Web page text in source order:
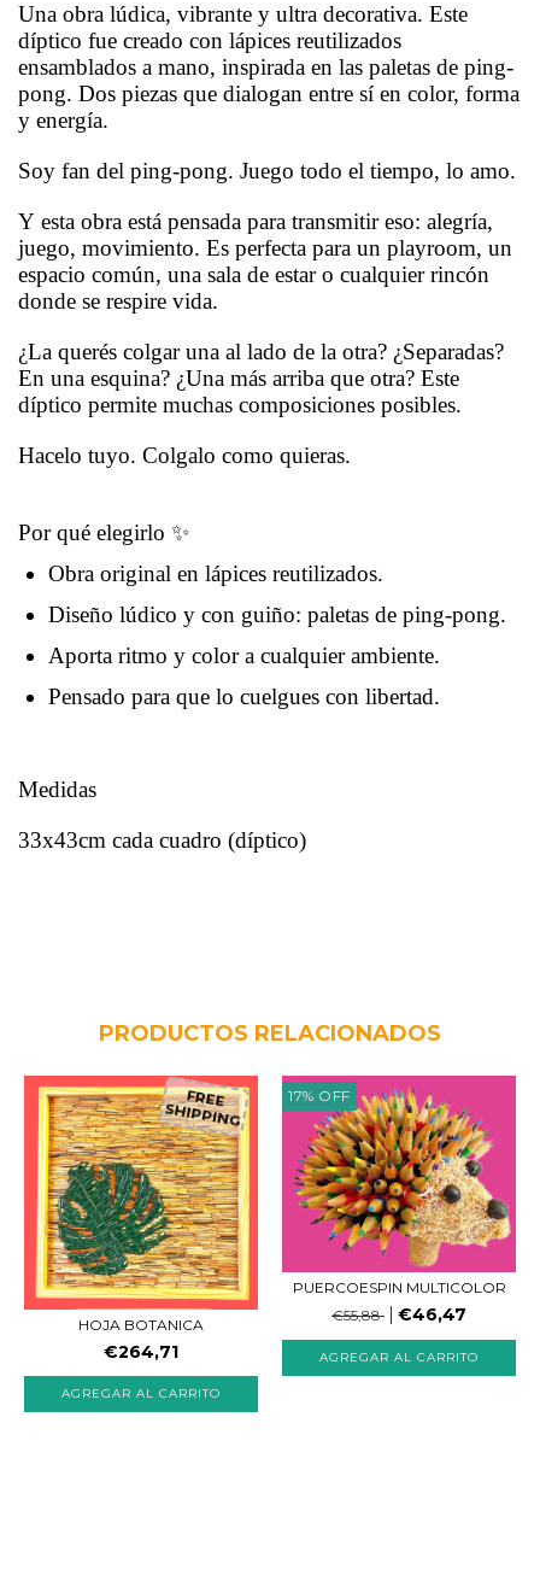
Una obra lúdica, vibrante y ultra decorativa. Este
díptico fue creado con lápices reutilizados
ensamblados a mano, inspirada en las paletas de ping-
pong. Dos piezas que dialogan entre sí en color, forma
y energía.
Soy fan del ping-pong. Juego todo el tiempo, lo amo.
Y esta obra está pensada para transmitir eso: alegría,
juego, movimiento. Es perfecta para un playroom, un
espacio común, una sala de estar o cualquier rincón
donde se respire vida.
¿La querés colgar una al lado de la otra? ¿Separadas?
En una esquina? ¿Una más arriba que otra? Este
díptico permite muchas composiciones posibles.
Hacelo tuyo. Colgalo como quieras.
Por qué elegirlo ✨
Obra original en lápices reutilizados.
Diseño lúdico y con guiño: paletas de ping-pong.
Aporta ritmo y color a cualquier ambiente.
Pensado para que lo cuelgues con libertad.
Medidas
33x43cm cada cuadro (díptico)
PRODUCTOS RELACIONADOS
FREE
SHIPPING
HOJA BOTANICA
€264,71
17% OFF
PUERCOESPIN MULTICOLOR
€55,88
€46,47
AGREGAR AL CARRITO